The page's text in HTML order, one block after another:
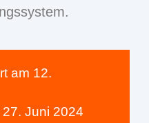
am 12.
27. Juni 2024